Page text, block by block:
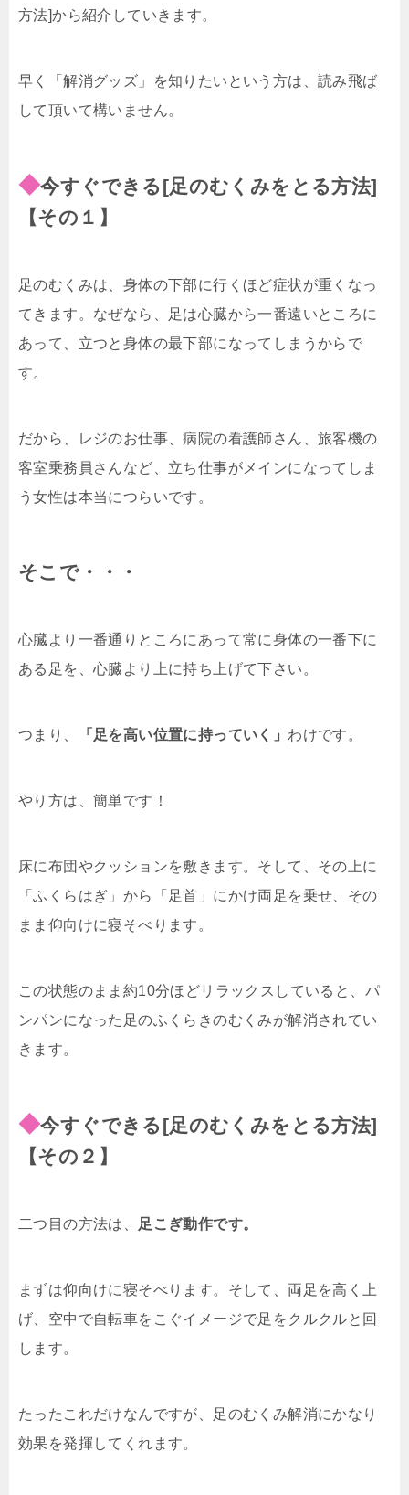
方法]から紹介していきます。
早く「解消グッズ」を知りたいという方は、読み飛ば
して頂いて構いません。
◆今すぐできる[足のむくみをとる方法]
【その１】
足のむくみは、身体の下部に行くほど症状が重くなっ
てきます。なぜなら、足は心臓から一番遠いところに
あって、立つと身体の最下部になってしまうからで
す。
だから、レジのお仕事、病院の看護師さん、旅客機の
客室乗務員さんなど、立ち仕事がメインになってしま
う女性は本当につらいです。
そこで・・・
心臓より一番通りところにあって常に身体の一番下に
ある足を、心臓より上に持ち上げて下さい。
つまり、 「足を高い位置に持っていく」 わけです。
やり方は、簡単です！
床に布団やクッションを敷きます。そして、その上に
「ふくらはぎ」から「足首」にかけ両足を乗せ、その
まま仰向けに寝そべります。
この状態のまま約10分ほどリラックスしていると、パ
ンパンになった足のふくらきのむくみが解消されてい
きます。
◆今すぐできる[足のむくみをとる方法]
【その２】
二つ目の方法は、 足こぎ動作です。
まずは仰向けに寝そべります。そして、両足を高く上
げ、空中で自転車をこぐイメージで足をクルクルと回
します。
たったこれだけなんですが、足のむくみ解消にかなり
効果を発揮してくれます。